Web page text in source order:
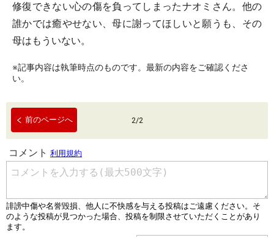
修復できない心の傷を負ってしまったナオミさん。他の
誰かでは癒やせない、母に謝ってほしいと願うも、その
母はもういない。
※記事内容は執筆時点のものです。最新の内容をご確認くださ
い。
前のページへ 2/2